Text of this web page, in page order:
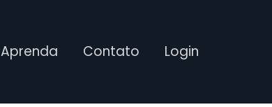
Aprenda Contato Login